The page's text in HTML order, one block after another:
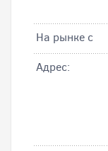
На рынке с
Адрес: